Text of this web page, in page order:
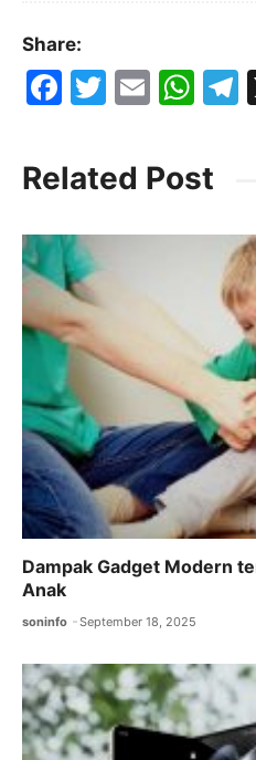
Share:
F
c
e
b
o
o
k
T
itt
er
E
ai
l
W
at
s
A
Related Post
Dampak Gadget Modern
Anak
soninfo September 18, 2025